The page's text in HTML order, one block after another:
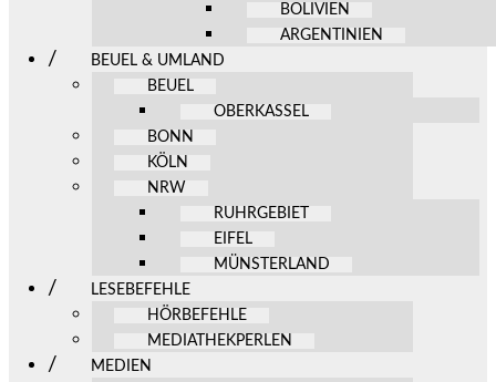
BOLIVIEN
ARGENTINIEN
BEUEL & UMLAND
BEUEL
OBERKASSEL
BONN
KÖLN
NRW
RUHRGEBIET
EIFEL
MÜNSTERLAND
LESEBEFEHLE
HÖRBEFEHLE
MEDIATHEKPERLEN
MEDIEN